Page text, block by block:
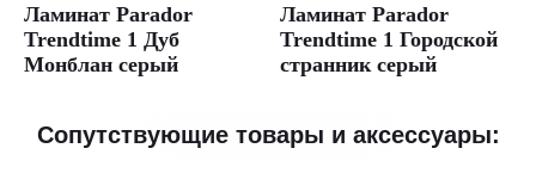
Ламинат Parador
Trendtime 1 Дуб
Монблан серый
Ламинат Parador
Trendtime 1 Городской
странник серый
Сопутствующие товары и аксессуары: